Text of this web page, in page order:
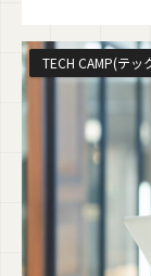
TECH CAMP(テッ